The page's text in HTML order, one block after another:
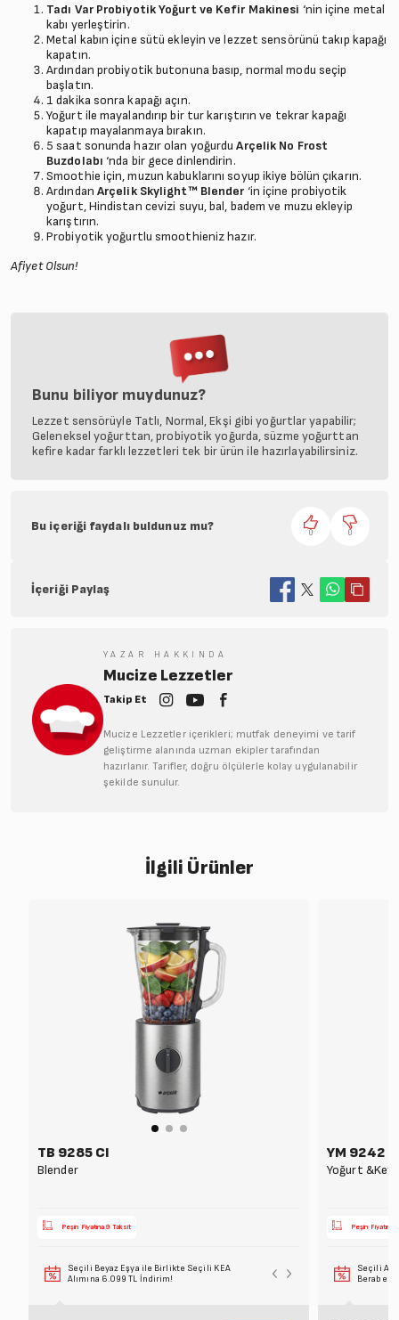
Tadı Var Probiyotik Yoğurt ve Kefir Makinesi ‘nin içine metal
kabı yerleştirin.
Metal kabın içine sütü ekleyin ve lezzet sensörünü takıp kapağı
kapatın.
Ardından probiyotik butonuna basıp, normal modu seçip
başlatın.
1 dakika sonra kapağı açın.
Yoğurt ile mayalandırıp bir tur karıştırın ve tekrar kapağı
kapatıp mayalanmaya bırakın.
5 saat sonunda hazır olan yoğurduArçelik No Frost
Buzdolabı ‘nda bir gece dinlendirin.
Smoothie için, muzun kabuklarını soyup ikiye bölün çıkarın.
Ardından Arçelik Skylight™ Blender ‘in içine probiyotik
yoğurt, Hindistan cevizi suyu, bal, badem ve muzu ekleyip
karıştırın.
Probiyotik yoğurtlu smoothieniz hazır.
Afiyet Olsun!
Bunu biliyor muydunuz?
Lezzet sensörüyle Tatlı, Normal, Ekşi gibi yoğurtlar yapabilir;
Geleneksel yoğurttan, probiyotik yoğurda, süzme yoğurttan
kefire kadar farklı lezzetleri tek bir ürün ile hazırlayabilirsiniz.
Bu içeriği faydalı buldunuz mu? 0 0
İçeriği Paylaş
YAZAR HAKKINDA
Mucize Lezzetler
Takip Et
Mucize Lezzetler içerikleri; mutfak deneyimi ve tarif
geliştirme alanında uzman ekipler tarafından
hazırlanır. Tarifler, doğru ölçülerle kolay uygulanabilir
şekilde sunulur.
İlgili Ürünler
TB 9285 CI
Blender
Peşin Fiyatına 9 Taksit
Seçili Beyaz Eşya ile Birlikte Seçili KEA
Alımına 6.099 TL İndirim!
YM 9242 I
Yoğurt
Peşin Fiyatına
Seçili
Beraber